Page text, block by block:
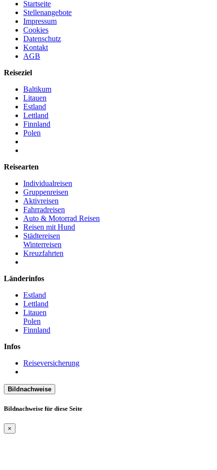
Startseite
Stellenangebote
Impressum
Cookies
Datenschutz
Kontakt
AGB
Reiseziel
Baltikum
Litauen
Estland
Lettland
Finnland
Polen
Reisearten
Individualreisen
Gruppenreisen
Aktivreisen
Fahrradreisen
Auto & Motorrad Reisen
Reisen mit Hund
Städtereisen
Winterreisen
Kreuzfahrten
Länderinfos
Estland
Lettland
Litauen
Polen
Finnland
Infos
Reiseversicherung
Bildnachweise
Bildnachweise für diese Seite
×